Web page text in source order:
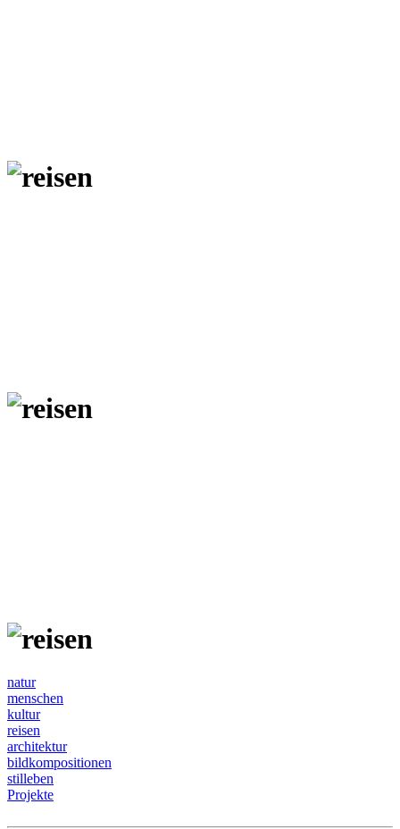
natur
menschen
kultur
reisen
architektur
bildkompositionen
stilleben
Projekte